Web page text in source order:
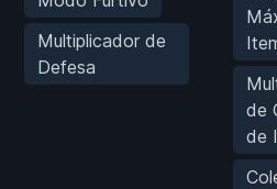
Multiplicador de
Defesa
de
de